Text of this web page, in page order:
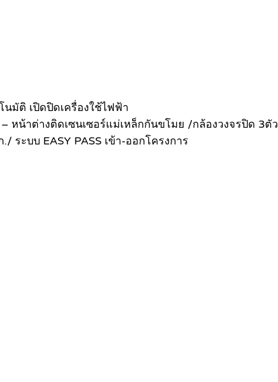
มัติ เปิดปิดเครื่องใช้ไฟฟ้า
น้าต่างติดเซนเซอร์แม่เหล็กกันขโมย /กล้องวงจรปิด 3ตัว
ระบบ EASY PASS เข้า-ออกโครงการ